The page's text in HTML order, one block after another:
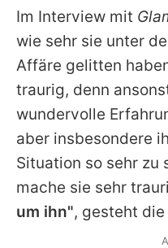
Im Interview mit
wie sehr sie unter
Affäre gelitten
traurig, denn
wundervolle
aber insbesondere
Situation so sehr zu
mache sie sehr
um ihn", gesteht